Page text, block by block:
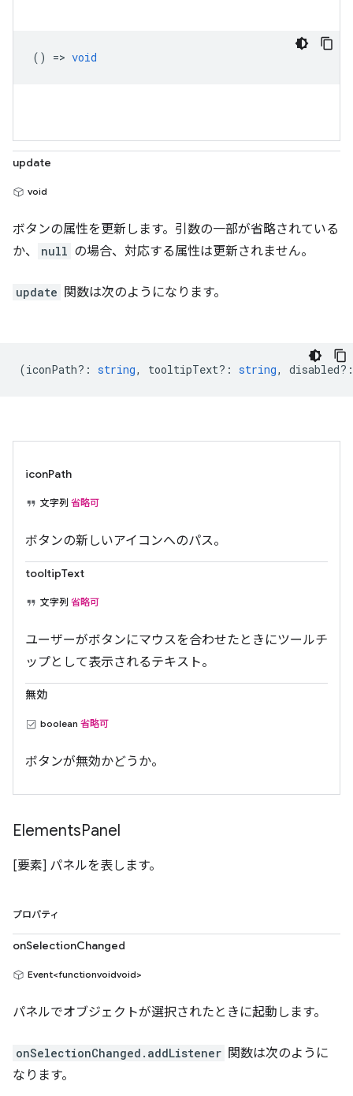
() => void
update
void
ボタンの属性を更新します。引数の一部が省略されている
か、
null の場合、対応する属性は更新されません。
update 関数は次のようになります。
(iconPath? : string, tooltipText? : string, disabled? :
iconPath
文字列 省略可
ボタンの新しいアイコンへのパス。
tooltipText
文字列 省略可
ユーザーがボタンにマウスを合わせたときにツールチ
ップとして表示されるテキスト。
無効
boolean 省略可
ボタンが無効かどうか。
ElementsPanel
[要素] パネルを表します。
プロパティ
onSelectionChanged
Event<functionvoidvoid>
パネルでオブジェクトが選択されたときに起動します。
onSelectionChanged.addListener 関数は次のように
なります。